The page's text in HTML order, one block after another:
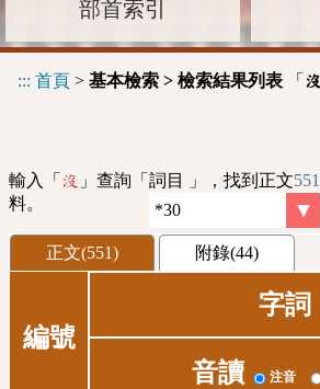
部首索引
::: 首頁 > 基本檢索 > 檢索結果列表 「 沒
輸入「 沒 」查詢「詞目 」，找到正文551
料。
正文(551) 附錄(44)
編號
字詞
音讀 注音